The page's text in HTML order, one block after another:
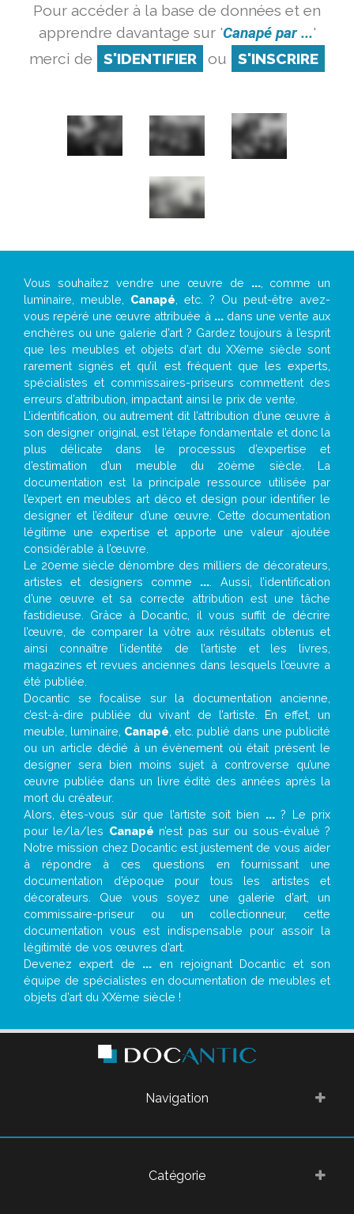
Pour accéder à la base de données et en
apprendre davantage sur 'Canapé par ...'
merci de
S'IDENTIFIER ou S'INSCRIRE
Vous souhaitez vendre une œuvre de ..., comme un
luminaire, meuble, Canapé , etc. ? Ou peut-être avez-
vous repéré une œuvre attribuée à ...dans une vente aux
enchères ou une galerie d’art ? Gardez toujours à l’esprit
que les meubles et objets d’art du XXème siècle sont
rarement signés et qu’il est fréquent que les experts,
spécialistes et commissaires-priseurs commettent des
erreurs d’attribution, impactant ainsi le prix de vente.
L’identification, ou autrement dit l’attribution d’une œuvre à
son designer original, est l’étape fondamentale et donc la
plus délicate dans le processus d’expertise et
d’estimation d’un meuble du 20ème siècle. La
documentation est la principale ressource utilisée par
l’expert en meubles art déco et design pour identifier le
designer et l’éditeur d’une œuvre. Cette documentation
légitime une expertise et apporte une valeur ajoutée
considérable à l’œuvre.
Le 20eme siècle dénombre des milliers de décorateurs,
artistes et designers comme ... . Aussi, l’identification
d’une œuvre et sa correcte attribution est une tâche
fastidieuse. Grâce à Docantic, il vous suffit de décrire
l’œuvre, de comparer la vôtre aux résultats obtenus et
ainsi connaître l’identité de l’artiste et les livres,
magazines et revues anciennes dans lesquels l’œuvre a
été publiée.
Docantic se focalise sur la documentation ancienne,
c’est-à-dire publiée du vivant de l’artiste. En effet, un
meuble, luminaire, Canapé , etc. publié dans une publicité
ou un article dédié à un évènement où était présent le
designer sera bien moins sujet à controverse qu’une
œuvre publiée dans un livre édité des années après la
mort du créateur.
Alors, êtes-vous sûr que l’artiste soit bien ...? Le prix
pour le/la/les Canapé n’est pas sur ou sous-évalué ?
Notre mission chez Docantic est justement de vous aider
à répondre à ces questions en fournissant une
documentation d’époque pour tous les artistes et
décorateurs. Que vous soyez une galerie d’art, un
commissaire-priseur ou un collectionneur, cette
documentation vous est indispensable pour assoir la
légitimité de vos œuvres d’art.
Devenez expert de ... en rejoignant Docantic et son
équipe de spécialistes en documentation de meubles et
objets d’art du XXème siècle !
Navigation
Catégorie